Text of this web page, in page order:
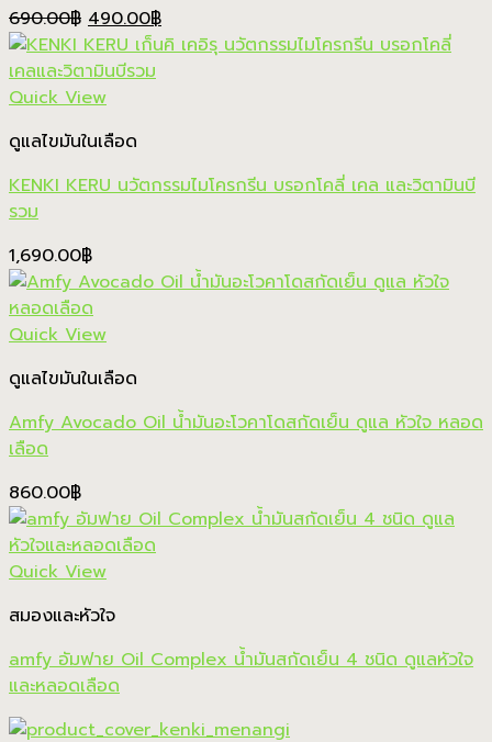
690.00฿ Original
price
was:
690.00฿.
490.00฿Current
price
Quick View
ดูแลไขมันในเลือด
KENKI KERU นวัตกรรมไมโครกรีน บรอกโคลี่ เคล และวิตามินบี
รวม
1,690.00฿
Quick View
ดูแลไขมันในเลือด
Amfy Avocado Oil น้ำมันอะโวคาโดสกัดเย็น ดูแล หัวใจ หลอด
เลือด
860.00฿
Quick View
สมองและหัวใจ
amfy อัมฟาย Oil Complex น้ำมันสกัดเย็น 4 ชนิด ดูแลหัวใจ
และหลอดเลือด